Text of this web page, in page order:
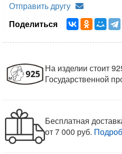
Отправить другу
Поделиться
На изделии стоит
Государственной
Бесплатная
от 7 000 руб.